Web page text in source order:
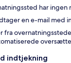
har ingen
en e-mail med
fra
indtjekning